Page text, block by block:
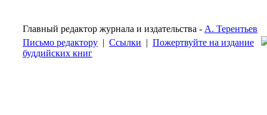
Главный редактор журнала и издательства - А. Терентьев
Письмо редактору | Ссылки | Пожертвуйте на издание
буддийских книг